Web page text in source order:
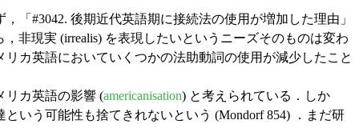
#3042. 後期近代英語期に接続法の使用が増加した理由」
非現実 (irrealis) を表現したいというニーズそのものは変わ
カ英語においていくつかの法助動詞の使用が減少したこと
カ英語の影響 (americanisation) と考えられている．しか
いう可能性も捨てきれないという (Mondorf 854) ．まだ研